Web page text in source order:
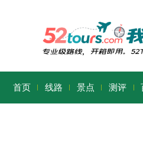
首页 线路 景点 测评